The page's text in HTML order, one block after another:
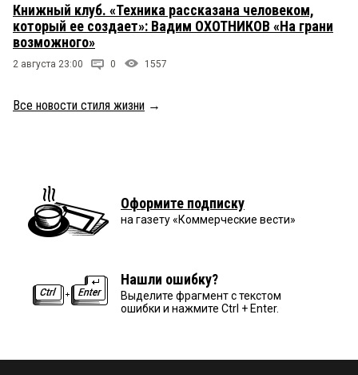
Книжный клуб. «Техника рассказана человеком,
который ее создает»: Вадим ОХОТНИКОВ «На грани
возможного»
2 августа 23:00 0 1557
Все новости стиля жизни →
Оформите подписку
на газету «Коммерческие вести»
Нашли ошибку?
Выделите фрагмент с текстом
ошибки и нажмите Ctrl + Enter.